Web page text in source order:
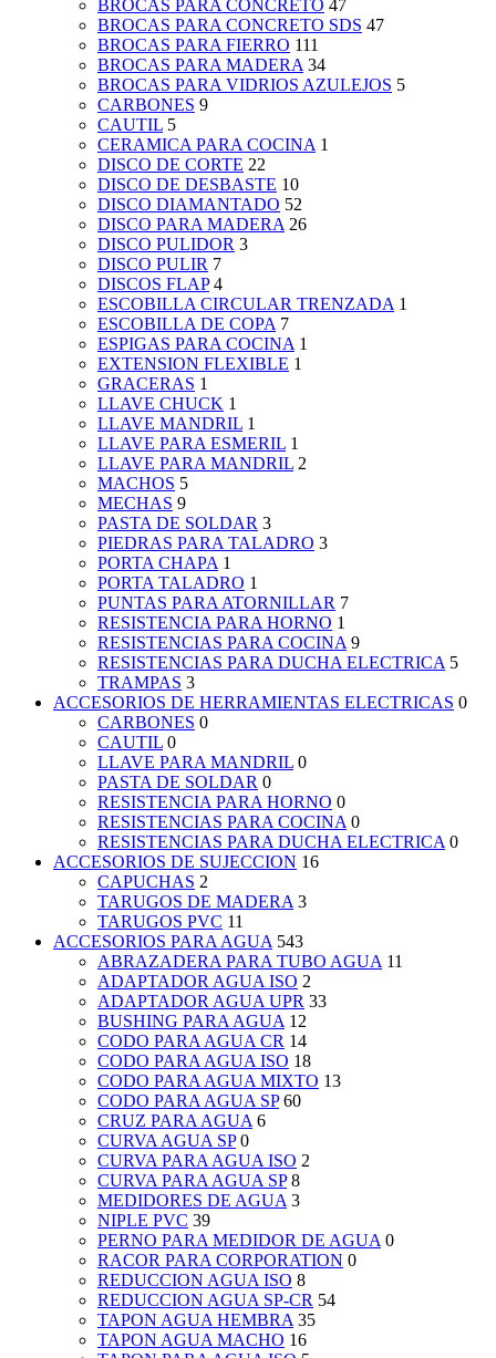
BROCAS PARA CONCRETO 47
BROCAS PARA CONCRETO SDS 47
BROCAS PARA FIERRO 111
BROCAS PARA MADERA 34
BROCAS PARA VIDRIOS AZULEJOS 5
CARBONES 9
CAUTIL 5
CERAMICA PARA COCINA 1
DISCO DE CORTE 22
DISCO DE DESBASTE 10
DISCO DIAMANTADO 52
DISCO PARA MADERA 26
DISCO PULIDOR 3
DISCO PULIR 7
DISCOS FLAP 4
ESCOBILLA CIRCULAR TRENZADA 1
ESCOBILLA DE COPA 7
ESPIGAS PARA COCINA 1
EXTENSION FLEXIBLE 1
GRACERAS 1
LLAVE CHUCK 1
LLAVE MANDRIL 1
LLAVE PARA ESMERIL 1
LLAVE PARA MANDRIL 2
MACHOS 5
MECHAS 9
PASTA DE SOLDAR 3
PIEDRAS PARA TALADRO 3
PORTA CHAPA 1
PORTA TALADRO 1
PUNTAS PARA ATORNILLAR 7
RESISTENCIA PARA HORNO 1
RESISTENCIAS PARA COCINA 9
RESISTENCIAS PARA DUCHA ELECTRICA 5
TRAMPAS 3
ACCESORIOS DE HERRAMIENTAS ELECTRICAS 0
CARBONES 0
CAUTIL 0
LLAVE PARA MANDRIL 0
PASTA DE SOLDAR 0
RESISTENCIA PARA HORNO 0
RESISTENCIAS PARA COCINA 0
RESISTENCIAS PARA DUCHA ELECTRICA 0
ACCESORIOS DE SUJECCION 16
CAPUCHAS 2
TARUGOS DE MADERA 3
TARUGOS PVC 11
ACCESORIOS PARA AGUA 543
ABRAZADERA PARA TUBO AGUA 11
ADAPTADOR AGUA ISO 2
ADAPTADOR AGUA UPR 33
BUSHING PARA AGUA 12
CODO PARA AGUA CR 14
CODO PARA AGUA ISO 18
CODO PARA AGUA MIXTO 13
CODO PARA AGUA SP 60
CRUZ PARA AGUA 6
CURVA AGUA SP 0
CURVA PARA AGUA ISO 2
CURVA PARA AGUA SP 8
MEDIDORES DE AGUA 3
NIPLE PVC 39
PERNO PARA MEDIDOR DE AGUA 0
RACOR PARA CORPORATION 0
REDUCCION AGUA ISO 8
REDUCCION AGUA SP-CR 54
TAPON AGUA HEMBRA 35
TAPON AGUA MACHO 16